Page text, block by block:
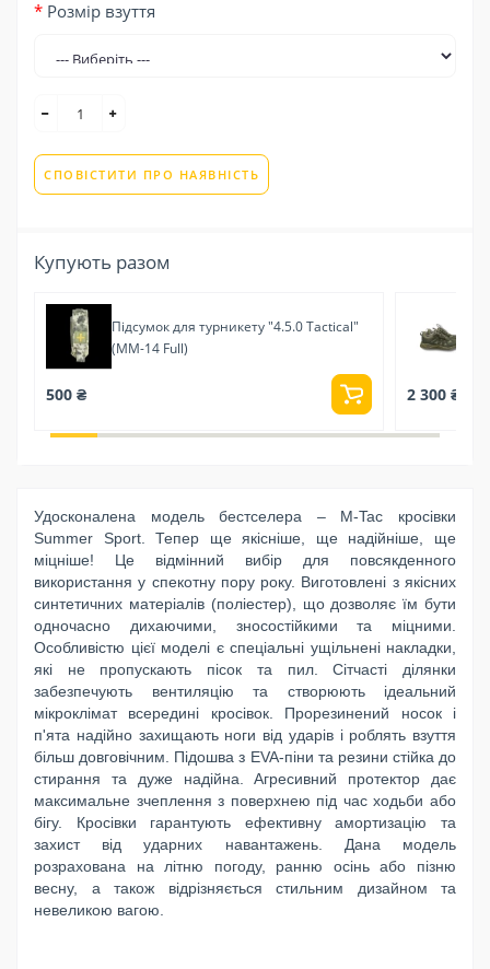
Розмір взуття
СПОВІСТИТИ ПРО НАЯВНІСТЬ
Купують разом
Підсумок для турникету "4.5.0 Tactical"
(MM-14 Full)
500 ₴ 2 300 ₴
Удосконалена модель бестселера – M-Tac кросівки
Summer Sport. Тепер ще якісніше, ще надійніше, ще
міцніше! Це відмінний вибір для повсякденного
використання у спекотну пору року. Виготовлені з якісних
синтетичних матеріалів (поліестер), що дозволяє їм бути
одночасно дихаючими, зносостійкими та міцними.
Особливістю цієї моделі є спеціальні ущільнені накладки,
які не пропускають пісок та пил. Сітчасті ділянки
забезпечують вентиляцію та створюють ідеальний
мікроклімат всередині кросівок. Прорезинений носок і
п'ята надійно захищають ноги від ударів і роблять взуття
більш довговічним. Підошва з EVA-піни та резини стійка до
стирання та дуже надійна. Агресивний протектор дає
максимальне зчеплення з поверхнею під час ходьби або
бігу. Кросівки гарантують ефективну амортизацію та
захист від ударних навантажень. Дана модель
розрахована на літню погоду, ранню осінь або пізню
весну, а також відрізняється стильним дизайном та
невеликою вагою.